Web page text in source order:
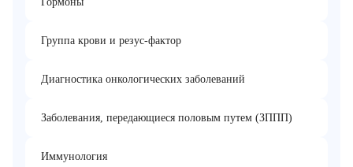
Группа крови и резус-фактор
Диагностика онкологических заболеваний
Заболевания, передающиеся половым путем (ЗППП)
Иммунология